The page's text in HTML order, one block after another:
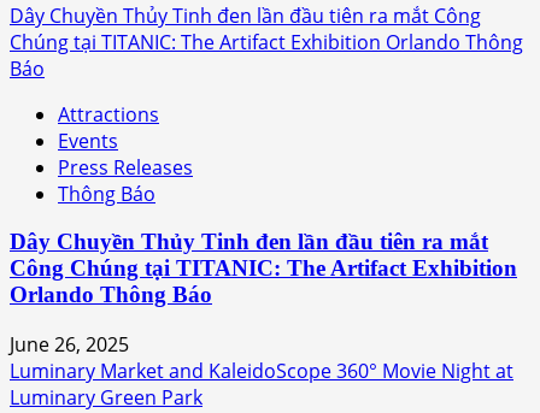
Dây Chuyền Thủy Tinh đen lần đầu tiên ra mắt Công
Chúng tại TITANIC: The Artifact Exhibition Orlando Thông
Báo
Attractions
Events
Press Releases
Thông Báo
Dây Chuyền Thủy Tinh đen lần đầu tiên ra mắt
Công Chúng tại TITANIC: The Artifact Exhibition
Orlando Thông Báo
June 26, 2025
Luminary Market and KaleidoScope 360° Movie Night at
Luminary Green Park